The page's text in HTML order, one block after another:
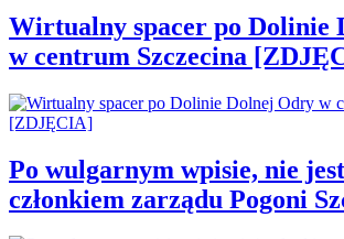
Wirtualny spacer po Dolinie
w centrum Szczecina
Po wulgarnym wpisie, nie
członkiem zarządu Pogoni